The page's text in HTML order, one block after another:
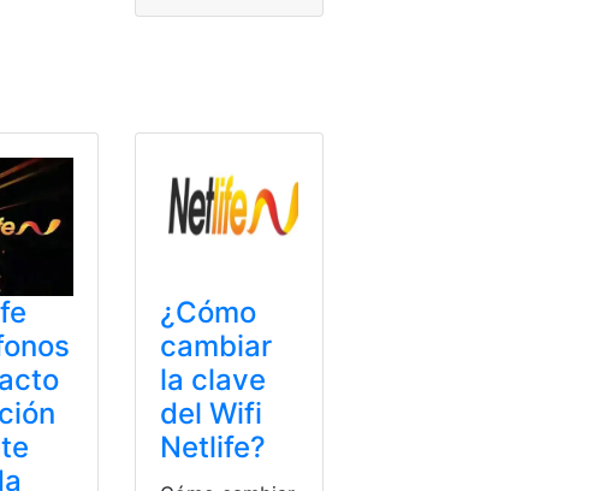
¿Cómo
cambiar
la clave
del Wifi
Netlife?